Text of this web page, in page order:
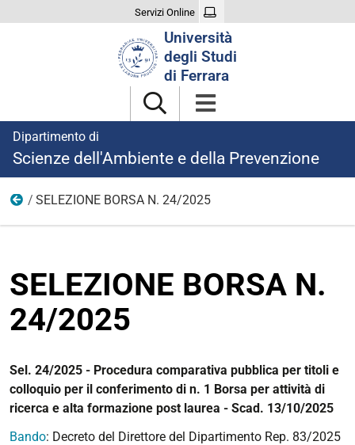
Servizi Online
Università
degli Studi
di Ferrara
Dipartimento di
Scienze dell'Ambiente e della Prevenzione
Ricerca
SELEZIONE BORSA N. 24/2025
SELEZIONE BORSA N.
24/2025
Sel. 24/2025 - Procedura comparativa pubblica per titoli e
colloquio per il conferimento di n. 1 Borsa per attività di
ricerca e alta formazione post laurea - Scad. 13/10/2025
Bando: Decreto del Direttore del Dipartimento Rep. 83/2025